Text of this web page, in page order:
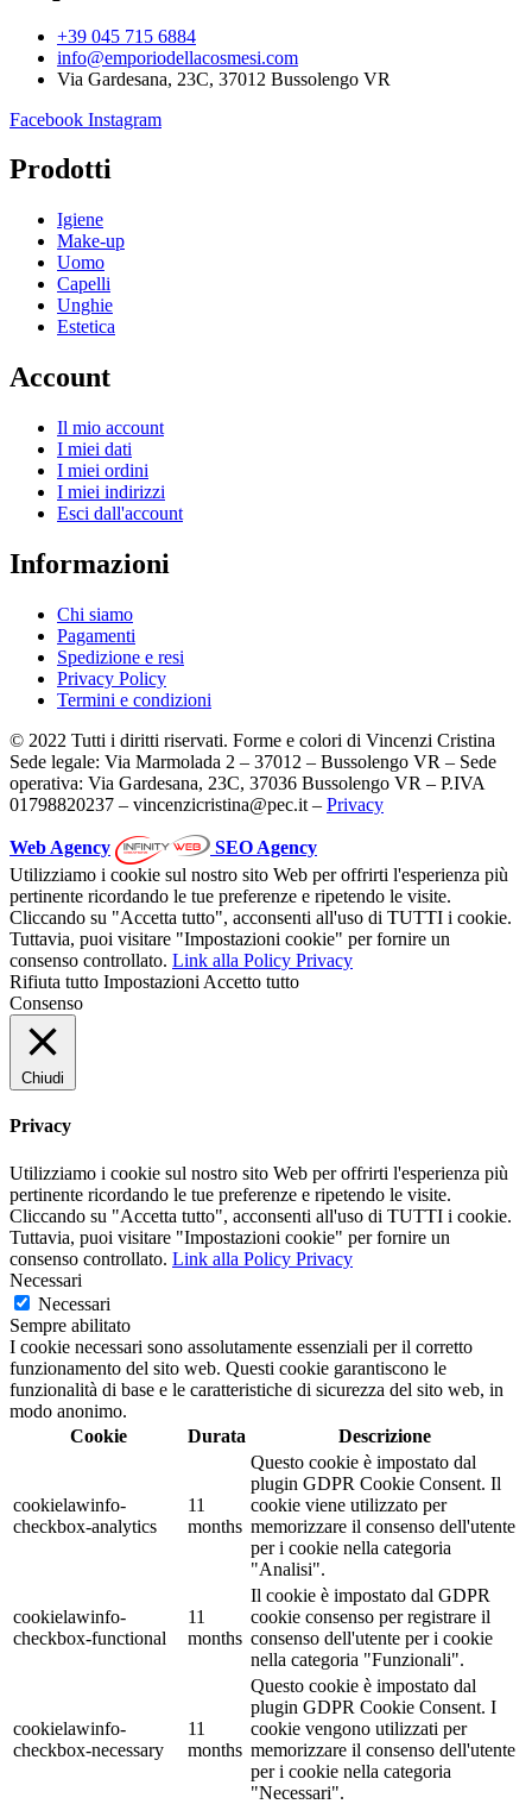
+39 045 715 6884
info@emporiodellacosmesi.com
Via Gardesana, 23C, 37012 Bussolengo VR
Facebook Instagram
Prodotti
Igiene
Make-up
Uomo
Capelli
Unghie
Estetica
Account
Il mio account
I miei dati
I miei ordini
I miei indirizzi
Esci dall'account
Informazioni
Chi siamo
Pagamenti
Spedizione e resi
Privacy Policy
Termini e condizioni
© 2022 Tutti i diritti riservati. Forme e colori di Vincenzi Cristina
Sede legale: Via Marmolada 2 – 37012 – Bussolengo VR – Sede
operativa: Via Gardesana, 23C, 37036 Bussolengo VR – P.IVA
01798820237 – vincenzicristina@pec.it – Privacy
Web Agency
SEO Agency
Utilizziamo i cookie sul nostro sito Web per offrirti l'esperienza più
pertinente ricordando le tue preferenze e ripetendo le visite.
Cliccando su "Accetta tutto", acconsenti all'uso di TUTTI i cookie.
Tuttavia, puoi visitare "Impostazioni cookie" per fornire un
consenso controllato. Link alla Policy Privacy
Rifiuta tutto Impostazioni Accetto tutto
Consenso
Chiudi
Privacy
Utilizziamo i cookie sul nostro sito Web per offrirti l'esperienza più
pertinente ricordando le tue preferenze e ripetendo le visite.
Cliccando su "Accetta tutto", acconsenti all'uso di TUTTI i cookie.
Tuttavia, puoi visitare "Impostazioni cookie" per fornire un
consenso controllato. Link alla Policy Privacy
Necessari
Necessari
Sempre abilitato
I cookie necessari sono assolutamente essenziali per il corretto
funzionamento del sito web. Questi cookie garantiscono le
funzionalità di base e le caratteristiche di sicurezza del sito web, in
modo anonimo.
Cookie
Durata Descrizione
cookielawinfo-
checkbox-analytics
11
months
Questo cookie è impostato dal
plugin GDPR Cookie Consent. Il
cookie viene utilizzato per
memorizzare il consenso dell'utente
per i cookie nella categoria
"Analisi".
cookielawinfo-
checkbox-functional
11
months
Il cookie è impostato dal GDPR
cookie consenso per registrare il
consenso dell'utente per i cookie
nella categoria "Funzionali".
cookielawinfo-
checkbox-necessary
11
months
Questo cookie è impostato dal
plugin GDPR Cookie Consent. I
cookie vengono utilizzati per
memorizzare il consenso dell'utente
per i cookie nella categoria
"Necessari".